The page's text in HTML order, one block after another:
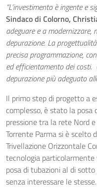
“L’investimento è ingente e
Sindaco di Colorno,
adeguare e a modernizzare,
depurazione. La
precisa programmazione,
ed efficientamento dei
depurazione più adeguato
Il primo step di progetto a
complesso, è stato la
pressione tra la rete Nord
Torrente Parma si è scelto
Trivellazione Orizzontale
tecnologia
posa di tubazioni al di
senza interessare le stesse.